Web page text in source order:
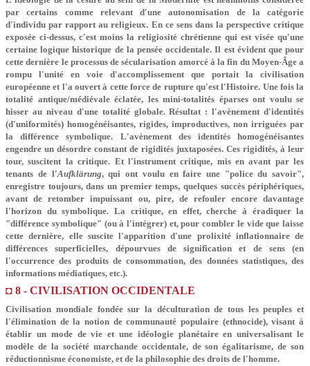
par certains comme relevant d'une autonomisation de la catégorie
d'individu par rapport au religieux. En ce sens dans la perspective critique
exposée ci-dessus, c'est moins la religiosité chrétienne qui est visée qu'une
certaine logique historique de la pensée occidentale. Il est évident que pour
cette dernière le processus de sécularisation amorcé à la fin du Moyen-Âge a
rompu l'unité en voie d'accomplissement que portait la civilisation
européenne et l'a ouvert à cette force de rupture qu'est l'Histoire. Une fois la
totalité antique/médiévale éclatée, les mini-totalités éparses ont voulu se
hisser au niveau d'une totalité globale. Résultat : l'avènement d'identités
(d'uniformités) homogénéisantes, rigides, improductives, non irriguées par
la différence symbolique. L'avènement des identités homogénéisantes
engendre un désordre constant de rigidités juxtaposées. Ces rigidités, à leur
tour, suscitent la critique. Et l'instrument critique, mis en avant par les
tenants de l'Aufklärung, qui ont voulu en faire une "police du savoir",
enregistre toujours, dans un premier temps, quelques succès périphériques,
avant de retomber impuissant ou, pire, de refouler encore davantage
l'horizon du symbolique. La critique, en effet, cherche à éradiquer la
"différence symbolique" (ou à l'intégrer) et, pour combler le vide que laisse
cette dernière, elle suscite l'apparition d'une prolixité inflationnaire de
différences superficielles, dépourvues de signification et de sens (en
l'occurrence des produits de consommation, des données statistiques, des
informations médiatiques, etc.).
◘ 8 - CIVILISATION OCCIDENTALE
Civilisation mondiale fondée sur la déculturation de tous les peuples et
l'élimination de la notion de communauté populaire (ethnocide), visant à
établir un mode de vie et une idéologie planétaire en universalisant le
modèle de la société marchande occidentale, de son égalitarisme, de son
réductionnisme économiste, et de la philosophie des droits de l'homme.